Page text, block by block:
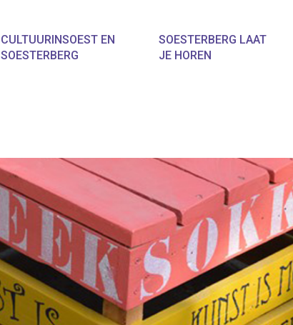
CULTUURINSOEST EN
SOESTERBERG
SOESTERBERG LAAT
JE HOREN